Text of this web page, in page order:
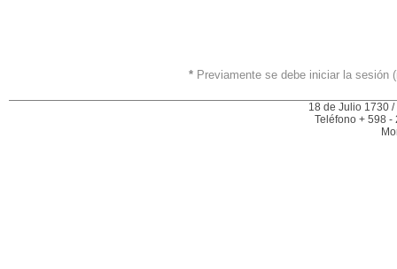
* Previamente se debe iniciar la sesión
18 de Julio 1730
Teléfono + 598 -